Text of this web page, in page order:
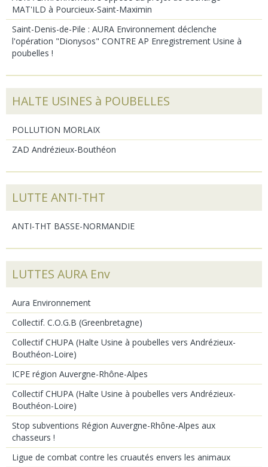
MAT'ILD à Pourcieux-Saint-Maximin
Saint-Denis-de-Pile : AURA Environnement déclenche
l'opération "Dionysos" CONTRE AP Enregistrement Usine à
poubelles !
HALTE USINES à POUBELLES
POLLUTION MORLAIX
ZAD Andrézieux-Bouthéon
LUTTE ANTI-THT
ANTI-THT BASSE-NORMANDIE
LUTTES AURA Env
Aura Environnement
Collectif. C.O.G.B (Greenbretagne)
Collectif CHUPA (Halte Usine à poubelles vers Andrézieux-
Bouthéon-Loire)
ICPE région Auvergne-Rhône-Alpes
Collectif CHUPA (Halte Usine à poubelles vers Andrézieux-
Bouthéon-Loire)
Stop subventions Région Auvergne-Rhône-Alpes aux
chasseurs !
Ligue de combat contre les cruautés envers les animaux